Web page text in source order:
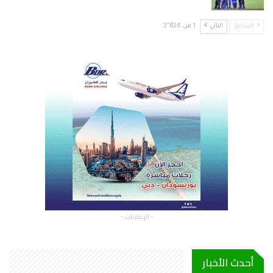
السابق التالي 1 من 2٬826
- الإعلانات -
أحدث الأخبار